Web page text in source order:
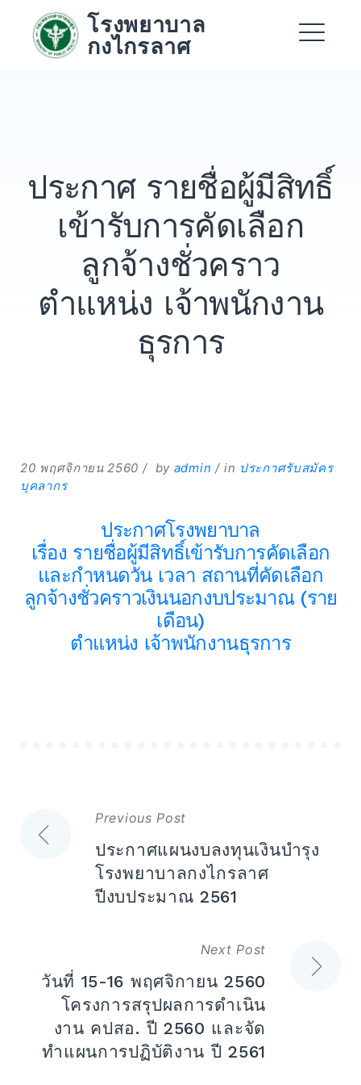
content
โรงพยาบาล
กงไกรลาศ
for:
Search
ประกาศ รายชื่อผู้มีสิทธิ์
เข้ารับการคัดเลือก
ลูกจ้างชั่วคราว
ตำแหน่ง เจ้าพนักงาน
ธุรการ
20 พฤศจิกายน 2560 by admin in ประกาศรับสมัคร
บุคลากร
ประกาศโรงพยาบาล
เรื่อง รายชื่อผู้มีสิทธิ์เข้ารับการคัดเลือก
และกำหนดวัน เวลา สถานที่คัดเลือก
ลูกจ้างชั่วคราวเงินนอกงบประมาณ (ราย
เดือน)
ตำแหน่ง เจ้าพนักงานธุรการ
แนะแนว
เรื่อง
Previous Post
ประกาศแผนงบลงทุนเงินบำรุง
โรงพยาบาลกงไกรลาศ
ปีงบประมาณ 2561
Next Post
วันที่ 15-16 พฤศจิกายน 2560
โครงการสรุปผลการดำเนิน
งาน คปสอ. ปี 2560 และจัด
ทำแผนการปฏิบัติงาน ปี 2561